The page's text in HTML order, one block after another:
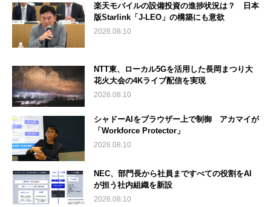
楽天モバイルの設備投資の進捗状況は？ 日本
版Starlink「J-LEO」の構築にも意欲
2026.08.10
NTT東、ローカル5Gを活用した長岡まつり大
花火大会の4Kライブ配信を実現
2026.08.10
シャドーAIをブラウザー上で制御 アカマイが
「Workforce Protector」
2026.08.10
NEC、部門長から社員まですべての役割をAI
が担う社内組織を新設
2026.08.10